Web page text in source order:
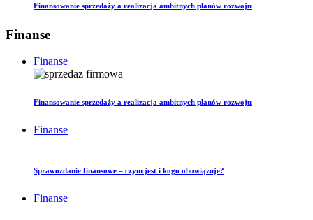
Finansowanie sprzedaży a realizacja ambitnych planów rozwoju
Finanse
Finanse
Finansowanie sprzedaży a realizacja ambitnych planów rozwoju
Finanse
Sprawozdanie finansowe – czym jest i kogo obowiązuje?
Finanse